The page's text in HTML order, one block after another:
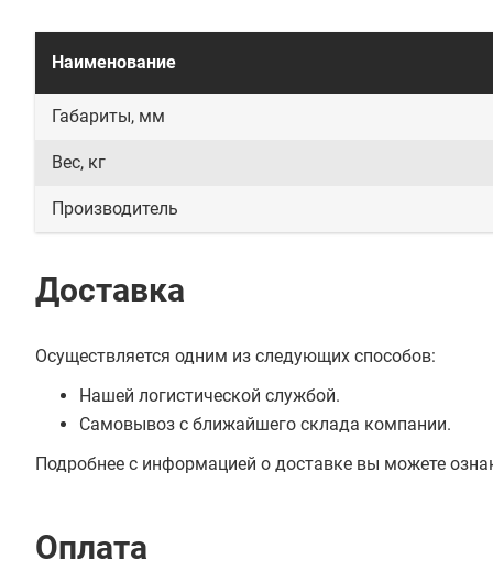
Наименование
Габариты, мм
Вес, кг
Производитель
Доставка
Осуществляется одним из следующих способов:
Нашей логистической службой.
Самовывоз с ближайшего склада компании.
Подробнее с информацией о доставке вы можете
Оплата